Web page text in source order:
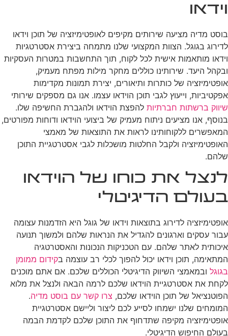
וידאו
בוסט מדיה מציעה שירותים מקיפים לאופטימיזציה של תוכן וידאו
לדירוג בגוגל. הצוות המקצועי שלנו מתמחה ביצירת אסטרטגיות
וידאו מותאמות אישית לכל לקוח, תוך התחשבות במטרות העסקיות
ובקהל היעד. שירותינו כוללים מחקר מילות מפתח מעמיק,
אופטימיזציה של כותרות ותיאורים, יצירת תמונות מקדימות
אפקטיביות, וייעוץ לגבי תוכן הוידאו עצמו. אנו גם מספקים שירותי
שיווק ברשתות חברתיות להפצת הוידאו ולהגברת החשיפה שלו.
בנוסף, אנו מציעים ניתוח מעמיק של ביצועי הוידאו ודוחות מפורטים,
המאפשרים ללקוחותינו לראות את התוצאות של מאמצי
האופטימיזציה ולקבל החלטות מושכלות לגבי אסטרטגיית התוכן
שלהם.
לנצל את כוחו של הוידאו
בעולם הדיגיטלי
אופטימיזציה לדירוג בתוצאות וידאו של גוגל היא הזדמנות עצומה
עבור עסקים וארגונים להגדיל את הנראות שלהם ולמשוך תנועה
איכותית לאתר שלהם. עם הטכניקות הנכונות והאסטרטגיה
המתאימה, תוכן וידאו יכול להפוך לכלי רב עוצמה בקידום ממומן
בגוגל ובמאמצי השיווק הדיגיטלי הכוללים שלכם. אם אתם מוכנים
לקחת את אסטרטגיית הוידאו שלכם לרמה הבאה ולנצל את מלוא
הפוטנציאל של תוכן הוידאו שלכם, צרו קשר עם בוסט מדיה.
המומחים שלנו ישמחו לסייע לכם ליצור וליישם אסטרטגיית
אופטימיזציה מקיפה שתדחוף את התוכן שלכם לקדמת הבמה
בעולם החיפוש הדיגיטלי.